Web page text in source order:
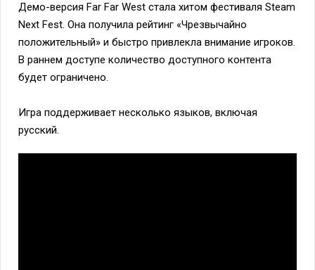
Демо-версия Far Far West стала хитом фестиваля Steam
Next Fest. Она получила рейтинг «Чрезвычайно
положительный» и быстро привлекла внимание игроков.
В раннем доступе количество доступного контента
будет ограничено.
Игра поддерживает несколько языков, включая
русский.